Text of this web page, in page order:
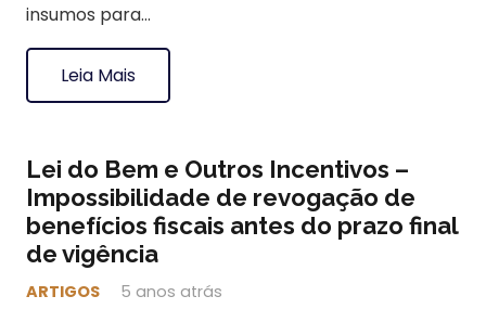
insumos para…
Leia Mais
Lei do Bem e Outros Incentivos –
Impossibilidade de revogação de
benefícios fiscais antes do prazo final
de vigência
ARTIGOS 5 anos atrás